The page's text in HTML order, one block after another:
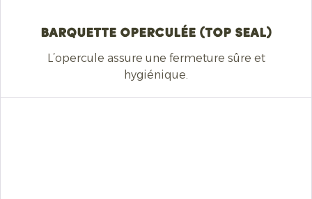
Barquette operculée (top seal)
L’opercule assure une fermeture sûre et
hygiénique.